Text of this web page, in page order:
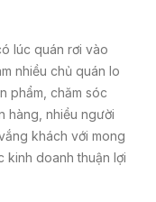
lúc quán rơi vào
nhiều chủ quán lo
phẩm, chăm sóc
hàng, nhiều người
khách với mong
kinh doanh thuận lợi